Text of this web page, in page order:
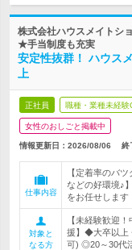
株式会社ハウスメイトシ
★手当制度も充実
安定性抜群！ ハウス
上
正社員 職種・業種未経験
女性のおしごと掲載中
情報更新日：2026/08/06 終
仕事内容
【定着率のバ
などの好環境♪
をお任せします
対象と
なる方
【未経験歓迎
援】◆大卒以上
可) ◎20～30代